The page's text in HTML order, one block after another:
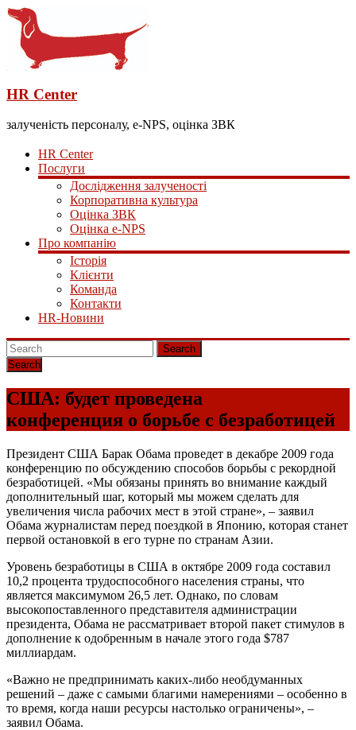
HR Center
залученість персоналу, e-NPS, оцінка ЗВК
HR Center
Послуги
Дослідження залученості
Корпоративна культура
Оцінка ЗВК
Оцінка e-NPS
Про компанію
Історія
Клієнти
Команда
Контакти
HR-Новини
Search
США: будет проведена
конференция о борьбе с безработицей
Президент США Барак Обама проведет в декабре 2009 года
конференцию по обсуждению способов борьбы с рекордной
безработицей. «Мы обязаны принять во внимание каждый
дополнительный шаг, который мы можем сделать для
увеличения числа рабочих мест в этой стране», – заявил
Обама журналистам перед поездкой в Японию, которая станет
первой остановкой в его турне по странам Азии.
Уровень безработицы в США в октябре 2009 года составил
10,2 процента трудоспособного населения страны, что
является максимумом 26,5 лет. Однако, по словам
высокопоставленного представителя администрации
президента, Обама не рассматривает второй пакет стимулов в
дополнение к одобренным в начале этого года $787
миллиардам.
«Важно не предпринимать каких-либо необдуманных
решений – даже с самыми благими намерениями – особенно в
то время, когда наши ресурсы настолько ограничены», –
заявил Обама.